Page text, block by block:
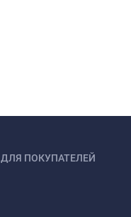
ДЛЯ ПОКУПАТЕЛЕЙ